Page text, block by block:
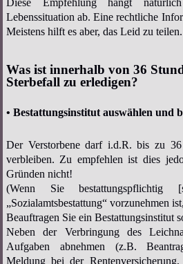
Diese Empfehlung hängt
Lebenssituation ab. Eine rechtliche
Meistens hilft es aber, das Leid zu teilen.
Was ist innerhalb von 36
Sterbefall zu erledigen?
• Bestattungsinstitut auswählen und
Der Verstorbene darf i.d.R. bis zu
verbleiben. Zu empfehlen ist dies
Gründen nicht!
(Wenn Sie
„Sozialamtsbestattung“ vorzunehmen
Beauftragen Sie ein Bestattungsinstitut
Neben der Verbringung des
Aufgaben abnehmen (z.B.
Meldung bei der